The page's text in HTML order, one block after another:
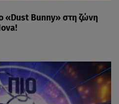
«Dust Bunny» στη ζώνη